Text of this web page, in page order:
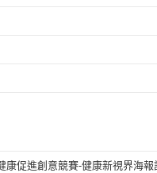
康促進創意競賽-健康新視界海